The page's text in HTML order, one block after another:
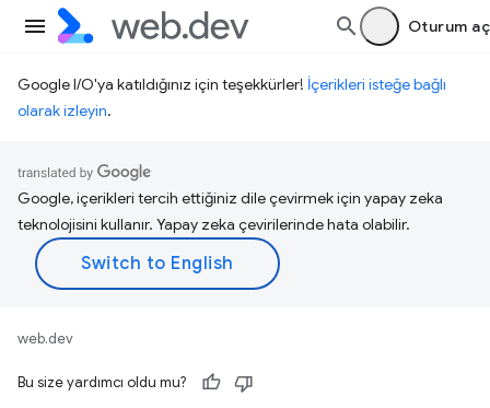
Oturum aç
Google I/O'ya katıldığınız için teşekkürler! İçerikleri isteğe bağlı
olarak izleyin.
Google, içerikleri tercih ettiğiniz dile çevirmek için yapay zeka
teknolojisini kullanır. Yapay zeka çevirilerinde hata olabilir.
web.dev
Bu size yardımcı oldu mu?